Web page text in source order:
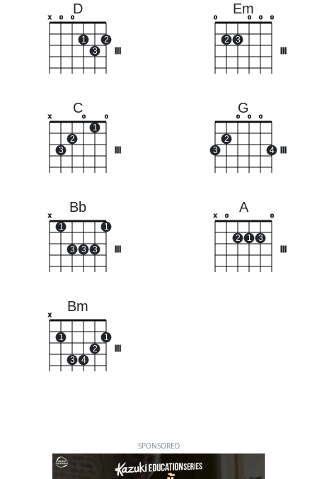
D
x o o
1
3
2
Em
o
2 3
o o o
C
x
3
2
o
1
o
G
3
2
o o o
4
Bb
x
1
3 3 3
1
A
x o
2 1 3
o
Bm
x
1
3 4
2
1
SPONSORED